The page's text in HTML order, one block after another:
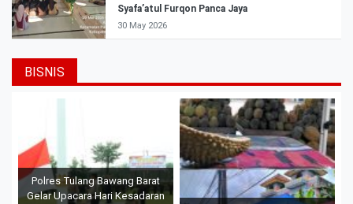
Syafa’atul Furqon Panca Jaya
30 May 2026
BISNIS
Polres Tulang Bawang Barat
Gelar Upacara Hari Kesadaran